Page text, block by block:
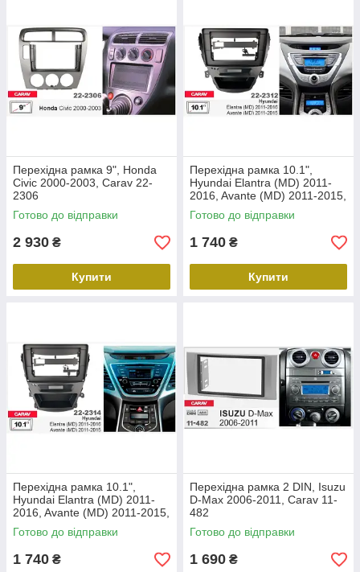
Перехідна рамка 9", Honda
Civic 2000-2003, Carav 22-
2306
Готово до відправки
2 930 ₴
Купити
Перехідна рамка 10.1",
Hyundai Elantra (MD) 2011-
2016, Avante (MD) 2011-2015,
Carav 22-2312
Готово до відправки
1 740 ₴
Купити
Перехідна рамка 10.1",
Hyundai Elantra (MD) 2011-
2016, Avante (MD) 2011-2015,
Carav 22-2314
Готово до відправки
1 740 ₴
Перехідна рамка 2 DIN, Isuzu
D-Max 2006-2011, Carav 11-
482
Готово до відправки
1 690 ₴